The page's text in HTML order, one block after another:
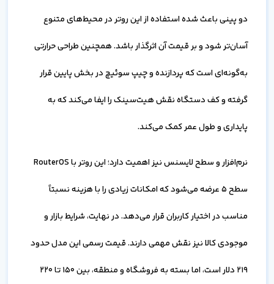
دو پینی باعث شده استفاده از این روتر در محیط‌های متنوع
آسان‌تر شود و بر قیمت آن اثرگذار باشد. همچنین طراحی حرارتی
به‌گونه‌ای است که پردازنده و چیپ سوئیچ در بخش پایین قرار
گرفته و کف دستگاه نقش هیت‌سینک را ایفا می‌کند که به
پایداری و طول عمر کمک می‌کند.
نرم‌افزار و سطح لایسنس نیز اهمیت دارد؛ این روتر با RouterOS
سطح ۵ عرضه می‌شود که امکانات زیادی را با هزینه نسبتاً
مناسب در اختیار کاربران قرار می‌دهد. در نهایت، شرایط بازار و
موجودی کالا نیز نقش مهمی دارند. قیمت رسمی این مدل حدود
۲۱۹ دلار است، اما بسته به فروشگاه و منطقه، بین ۱۵۰ تا ۲۲۰